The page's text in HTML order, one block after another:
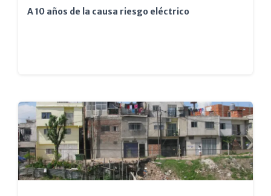
A 10 años de la causa riesgo eléctrico